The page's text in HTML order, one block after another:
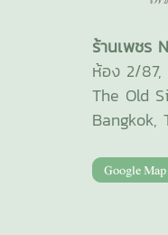
ร้านเพชร
ห้อง 2/87,
The Old
Bangkok,